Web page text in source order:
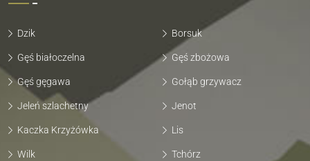
Dzik Borsuk
Gęś białoczelna Gęś zbożowa
Gęś gęgawa Gołąb grzywacz
Jeleń szlachetny Jenot
Kaczka Krzyżówka Lis
Wilk Tchórz